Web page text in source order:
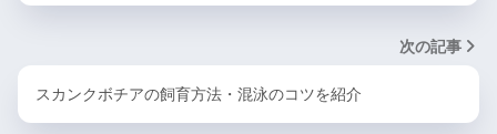
次の記事
スカンクボチアの飼育方法・混泳のコツを紹介